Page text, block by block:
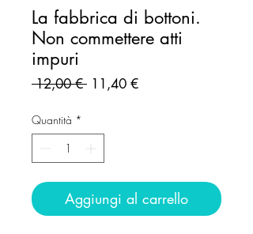
La fabbrica di bottoni.
Non commettere atti
impuri
12,00 € Prezzo
11,40 €Prezzo
Quantità *
Aggiungi al carrello